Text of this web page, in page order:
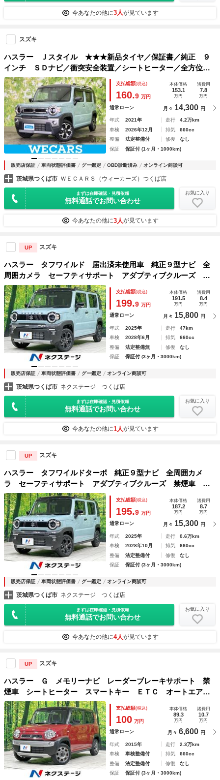
今あなたの他に3人が見ています
スズキ
ハスラー Ｊスタイル ★★★新品タイヤ／保証書／純正 ９
インチ ＳＤナビ／衝突安全装置／シートヒーター／全方位モ
ニター／車線逸脱防止支援システム／ドライブレコーダー 前
後／ヘッドランプ ＬＥＤ／ＵＳＢジャック
支払総額(税込)
160.9 万円
本体価格
153.1
万円
諸費用
7.8
万円
通常ローン 月々 14,300 円
年式 2021年 走行
4.2万km
車検
2026年12月 排気
660cc
整備
法定整備付 修復
なし
保証
保証付 (1ヶ月・1000km)
販売店保証 車両状態評価書 グー鑑定 OBD診断済み オンライン商談可
茨城県つくば市 ＷＥＣＡＲＳ（ウィーカーズ）つくば店
まずは在庫確認・見積依頼
無料通話でお問い合わせ
お気に入り
今あなたの他に3人が見ています
UP スズキ
ハスラー タフワイルド 届出済未使用車 純正９型ナビ 全
周囲カメラ セーフティサポート アダプティブクルーズ 前
席シートヒーター コーナーセンサー オートハイビーム ス
マートキー ＬＥＤヘッド＆フォグ Ｂｌｕｅｔｏｏｔｈ再生
支払総額(税込)
199.9 万円
本体価格
191.5
万円
諸費用
8.4
万円
通常ローン 月々 15,800 円
年式 2025年 走行
47km
車検
2028年6月 排気
660cc
整備
法定整備無 修復
なし
保証
保証付 (3ヶ月・3000km)
販売店保証 車両状態評価書 グー鑑定 オンライン商談可
茨城県つくば市 ネクステージ つくば店
まずは在庫確認・見積依頼
無料通話でお問い合わせ
お気に入り
今あなたの他に1人が見ています
UP スズキ
ハスラー タフワイルドターボ 純正９型ナビ 全周囲カメ
ラ セーフティサポート アダプティブクルーズ 禁煙車 コ
ーナーセンサー 前席シートヒーター ＬＥＤヘッド＆フォ
グ 純正１５インチＡＷ スマートキー オートエアコン 車
線逸脱警報
支払総額(税込)
195.9 万円
本体価格
187.2
万円
諸費用
8.7
万円
通常ローン 月々 15,300 円
年式 2025年 走行
0.6万km
車検
2028年10月 排気
660cc
整備
法定整備付 修復
なし
保証
保証付 (3ヶ月・3000km)
販売店保証 車両状態評価書 グー鑑定 オンライン商談可
茨城県つくば市 ネクステージ つくば店
まずは在庫確認・見積依頼
無料通話でお問い合わせ
お気に入り
今あなたの他に4人が見ています
UP スズキ
ハスラー Ｇ メモリーナビ レーダーブレーキサポート 禁
煙車 シートヒーター スマートキー ＥＴＣ オートエアコ
ン 誤発進抑制機能 ＣＤ再生 地デジＴＶ 電動格納ミラ
ー アイドリングストップ 横滑り防止装置
支払総額(税込)
100 万円
本体価格
89.3
万円
諸費用
10.7
万円
通常ローン 月々 6,600 円
年式 2015年 走行
2.3万km
車検
車検整備付 排気
660cc
整備
法定整備付 修復
なし
保証
保証付 (3ヶ月・3000km)